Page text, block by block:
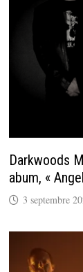
Darkwoods
abum, «
3 septembre